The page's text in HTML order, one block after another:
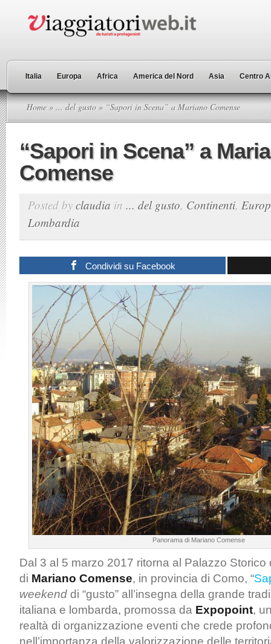
Italia Europa Africa America del Nord Asia Centro
Home » ... del gusto » “Sapori in Scena” a Mariano Comense
“Sapori in Scena” a
Comense
Posted by claudia in ... del gusto, Continenti,
Lombardia
Condividi su Facebook
Panorama di Mariano Comense
Dal 3 al 5 marzo 2017 ritorna al Palazzo
di Mariano Comense, in provincia di Como, “
weekend di “gusto” all’insegna della grande
italiana e lombarda, promossa da Expopoint,
realtà di organizzazione eventi che crede
nell’importanza della valorizzazione delle